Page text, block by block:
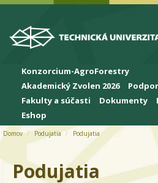
Skip to cookies
Skip to navigation
Skočiť na hlavný obsah
Konzorcium-AgroForestry
Akademický Zvolen 2026
Fakulty a súčasti
Dokumenty
Eshop
Domov Podujatia Podujatia
Podujatia